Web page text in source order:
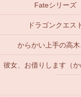
Fateシリーズ
ドラゴンクエス
からかい上手の高
彼女、お借りします（か